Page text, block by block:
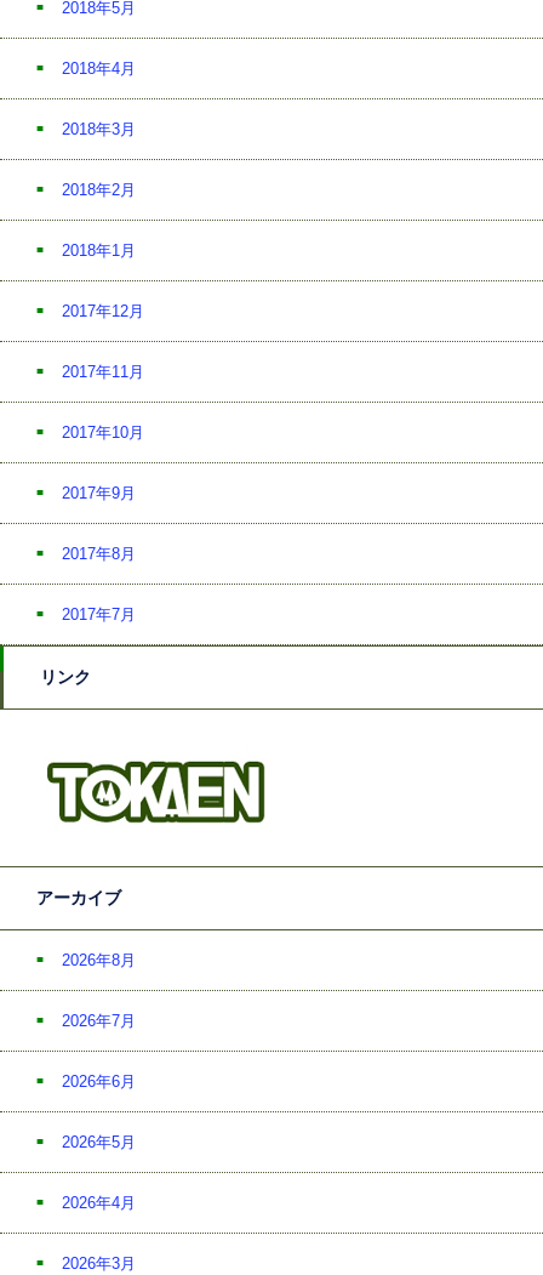
2018年5月
2018年4月
2018年3月
2018年2月
2018年1月
2017年12月
2017年11月
2017年10月
2017年9月
2017年8月
2017年7月
リンク
アーカイブ
2026年8月
2026年7月
2026年6月
2026年5月
2026年4月
2026年3月